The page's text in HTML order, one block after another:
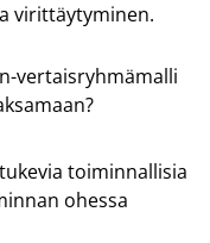
virittäytyminen.
vertaisryhmämalli
toiminnallisia
ohessa